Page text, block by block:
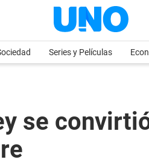
Series y Películas
se